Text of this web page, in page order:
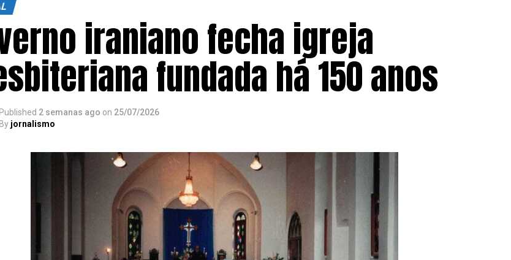
iraniano fecha igreja
fundada há 150 anos
Published 2 semanas ago on 25/07/2026
By jornalismo